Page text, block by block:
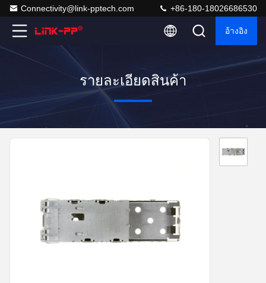
Connectivity@link-pptech.com +86-180-18026686530
อ้างอิง
รายละเอียดสินค้า